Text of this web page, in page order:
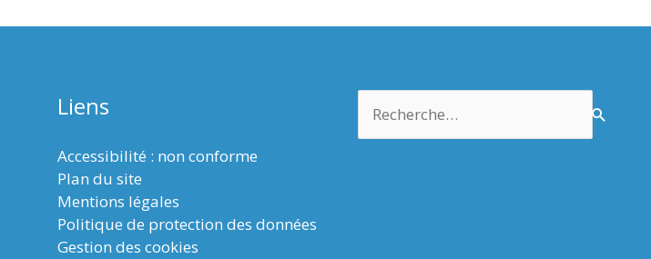
Liens
Accessibilité : non conforme
Plan du site
Mentions légales
Politique de protection des données
Gestion des cookies